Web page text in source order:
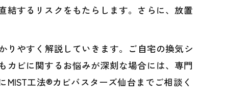
結するリスクをもたらします。さらに、放置
りやすく解説していきます。ご自宅の換気シ
カビに関するお悩みが深刻な場合には、専門
工法®カビバスターズ仙台までご相談く